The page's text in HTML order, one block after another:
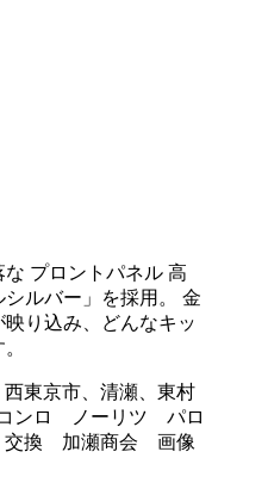
プロントパネル 高
ルバー」を採用。 金
り込み、どんなキッ